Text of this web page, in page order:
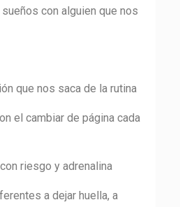
con alguien que nos
que nos saca de la rutina
el cambiar de página cada
riesgo y adrenalina
a dejar huella, a